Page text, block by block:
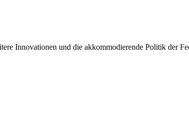
Innovationen und die akkommodierende Politik der